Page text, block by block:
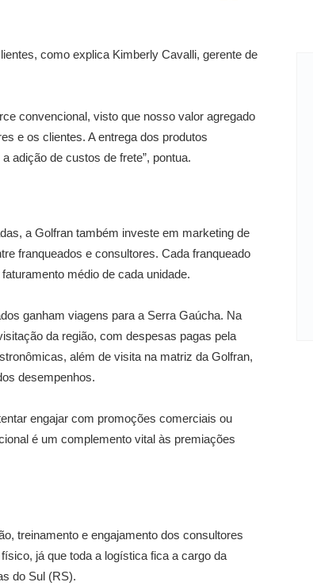
como explica Kimberly Cavalli, gerente de
convencional, visto que nosso valor agregado
e os clientes. A entrega dos produtos
adição de custos de frete”, pontua.
a Golfran também investe em marketing de
franqueados e consultores. Cada franqueado
médio de cada unidade.
ganham viagens para a Serra Gaúcha. Na
da região, com despesas pagas pela
além de visita na matriz da Golfran,
desempenhos.
engajar com promoções comerciais ou
é um complemento vital às premiações
treinamento e engajamento dos consultores
já que toda a logística fica a cargo da
do Sul (RS).